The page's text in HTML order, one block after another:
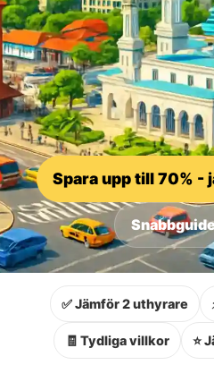
Spara upp till 70% -
✅ Jämför 2 uthyrare
🧾 Tydliga villkor ⭐